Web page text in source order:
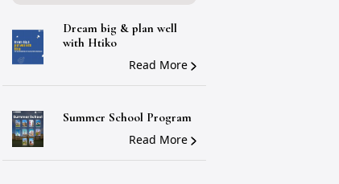
Dream big & plan well
with Htiko
Read More
Summer School Program
Read More